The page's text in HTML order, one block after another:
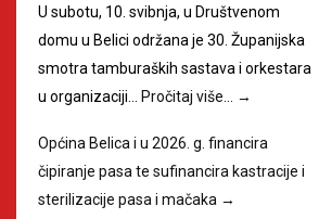
U subotu, 10. svibnja, u Društvenom
domu u Belici održana je 30. Županijska
smotra tamburaških sastava i orkestara
u organizaciji… Pročitaj više… →
Općina Belica i u 2026. g. financira
čipiranje pasa te sufinancira kastracije i
sterilizacije pasa i mačaka →